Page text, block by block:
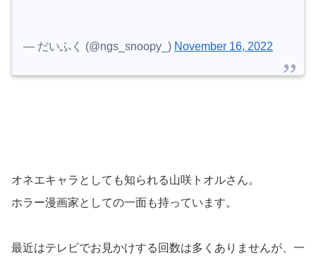
— だいふく (@ngs_snoopy_) November 16, 2022
オネエキャラとしても知られる山咲トオルさん。
ホラー漫画家としての一面も持っています。
最近はテレビでお見かけする回数は多くありませんが、一